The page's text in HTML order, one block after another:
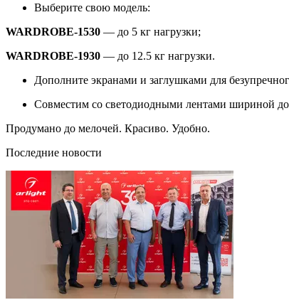
Выберите свою модель:
WARDROBE-1530 — до 5 кг нагрузки;
WARDROBE-1930 — до 12.5 кг нагрузки.
Дополните экранами и заглушками для
Совместим со светодиодными лентами шириной
Продумано до мелочей. Красиво. Удобно.
Последние новости